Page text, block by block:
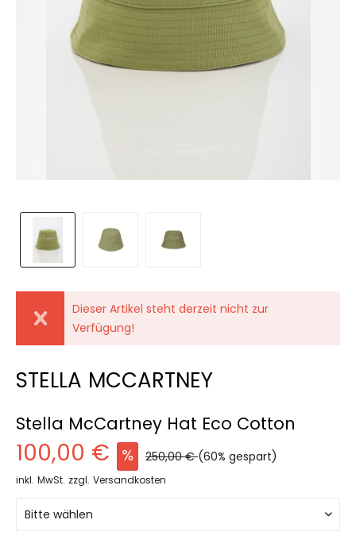
Dieser Artikel steht derzeit nicht zur
Verfügung!
STELLA MCCARTNEY
Stella McCartney Hat Eco Cotton
100,00 € 250,00 €(60% gespart)
inkl. MwSt. zzgl. Versandkosten